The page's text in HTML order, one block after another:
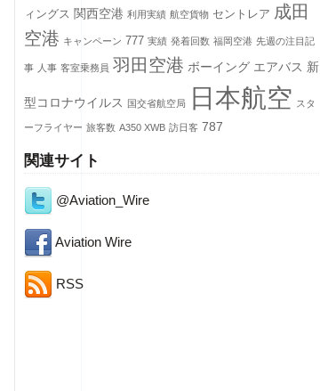
ィングス 関西空港 利用実績 航空貨物 セントレア 成田
空港 キャンペーン 777 実績 発着回数 福岡空港 先週の注目記
事 人事 客室乗務員 羽田空港 ボーイング エアバス 新
型コロナウイルス 国交省航空局 日本航空 スタ
ーフライヤー 旅客数 A350 XWB 訪日客 787
関連サイト
@Aviation_Wire
Aviation Wire
RSS